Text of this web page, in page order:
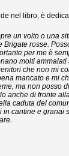
nel libro, è
un volto o una
Brigate rosse.
per me è
molti
che non mi
mancato e mi
ma non posso
anche di fronte
caduta del
cantine e granai